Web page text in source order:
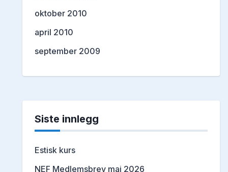
oktober 2010
april 2010
september 2009
Siste innlegg
Estisk kurs
NEF Medlemsbrev mai 2026